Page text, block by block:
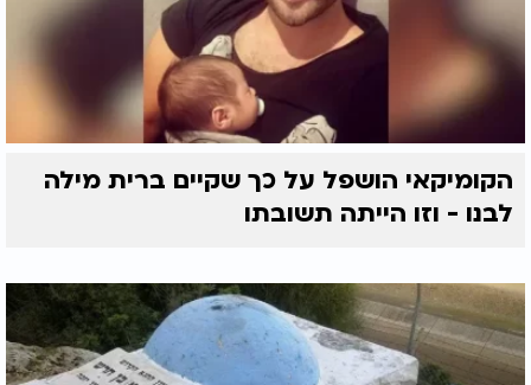
הקומיקאי הושפל על כך שקיים ברית מילה
לבנו - וזו הייתה תשובתו